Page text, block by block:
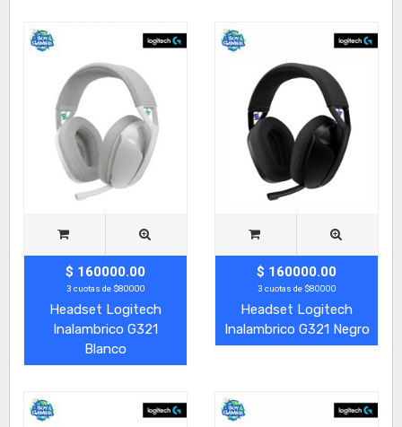
$ 160000.00
3 cuotas de $80000
Headset Logitech
Inalambrico G321
Blanco
$ 160000.00
3 cuotas de $80000
Headset Logitech
Inalambrico G321 Negro